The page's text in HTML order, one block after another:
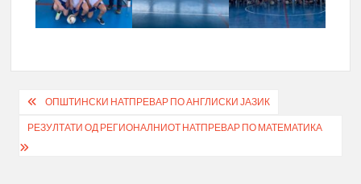
Post
navigation
ОПШТИНСКИ НАТПРЕВАР ПО АНГЛИСКИ ЈАЗИК
РЕЗУЛТАТИ ОД РЕГИОНАЛНИОТ НАТПРЕВАР ПО МАТЕМАТИКА